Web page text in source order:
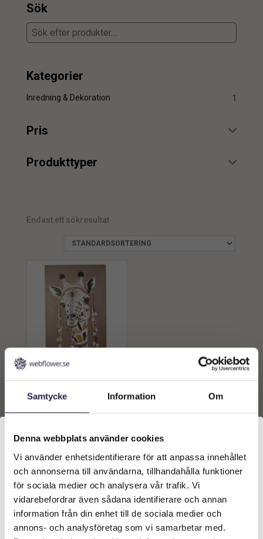
Samtycke Information Om
Denna webbplats använder cookies
Vi använder enhetsidentifierare för att anpassa innehållet
och annonserna till användarna, tillhandahålla funktioner
för sociala medier och analysera vår trafik. Vi
vidarebefordrar även sådana identifierare och annan
information från din enhet till de sociala medier och
annons- och analysföretag som vi samarbetar med.
Sök
Kategorier
Inredning & Dekoration 1
Pris
min.
min.
Produkttyper
Endast ett sökresultat
649
Lägg till i
Välkommen till Webflower
Vilken typ av kund är du? Du kan alltid justera ditt val
längst upp på sidan.
Företagskund (exkl. moms)